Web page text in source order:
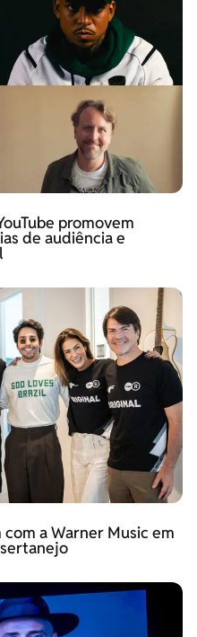
promovem
de audiência e
a Warner Music em